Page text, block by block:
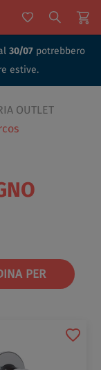
30/07 potrebbero
estive.
OUTLET
PER